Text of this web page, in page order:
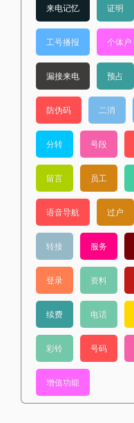
来电记忆 证明
工号播报 个体户
漏接来电 预占
防伪码 二消
分转 号段
留言 员工
语音导航 过户
转接 服务
登录 资料
续费 电话
彩铃 号码
增值功能